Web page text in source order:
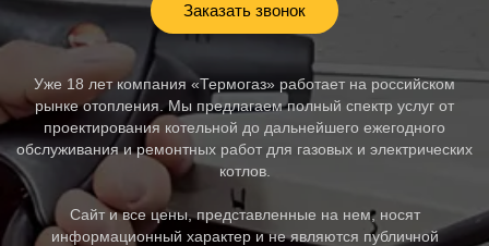
Заказать звонок
Уже 18 лет компания «Термогаз» работает на российском
рынке отопления. Мы предлагаем полный спектр услуг от
проектирования котельной до дальнейшего ежегодного
обслуживания и ремонтных работ для газовых и электрических
котлов.
Сайт и все цены, представленные на нем, носят
информационный характер и не являются публичной